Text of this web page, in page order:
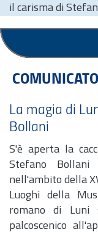
il carisma di
La magia di
Bollani
S'è aperta la
Stefano
nell'ambito della
Luoghi della
romano di Luni
palcoscenico